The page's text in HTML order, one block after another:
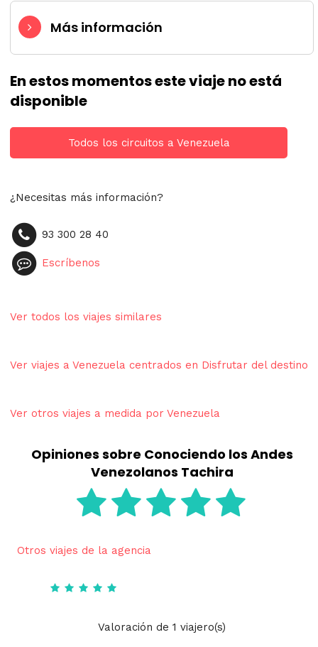
Más información
En estos momentos este viaje no está
disponible
Todos los circuitos a Venezuela
¿Necesitas más información?
93 300 28 40
Escríbenos
Ver todos los viajes similares
Ver viajes a Venezuela centrados en Disfrutar del destino
Ver otros viajes a medida por Venezuela
Opiniones sobre Conociendo los Andes
Venezolanos Tachira
Otros viajes de la agencia
Valoración de 1 viajero(s)